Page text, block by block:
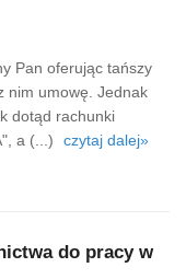
Pan oferując tańszy
nim umowę. Jednak
dotąd rachunki
a (...)
czytaj dalej»
do pracy w